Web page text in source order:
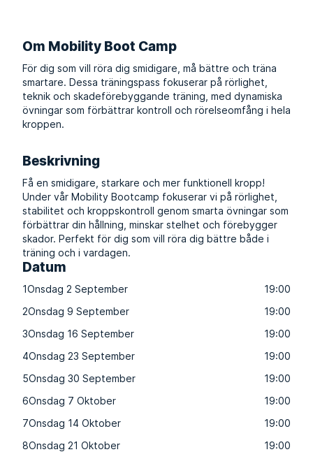
Datum
1Onsdag 2 September
19:00
2Onsdag 9 September
19:00
3Onsdag 16 September
19:00
4Onsdag 23 September
19:00
5Onsdag 30 September
19:00
6Onsdag 7 Oktober
19:00
7Onsdag 14 Oktober
19:00
8Onsdag 21 Oktober
19:00
Om Mobility Boot Camp
För dig som vill röra dig smidigare, må bättre och träna
smartare. Dessa träningspass fokuserar på rörlighet,
teknik och skadeförebyggande träning, med dynamiska
övningar som förbättrar kontroll och rörelseomfång i hela
kroppen.
Beskrivning
Få en smidigare, starkare och mer funktionell kropp!
Under vår Mobility Bootcamp fokuserar vi på rörlighet,
stabilitet och kroppskontroll genom smarta övningar som
förbättrar din hållning, minskar stelhet och förebygger
skador. Perfekt för dig som vill röra dig bättre både i
träning och i vardagen.